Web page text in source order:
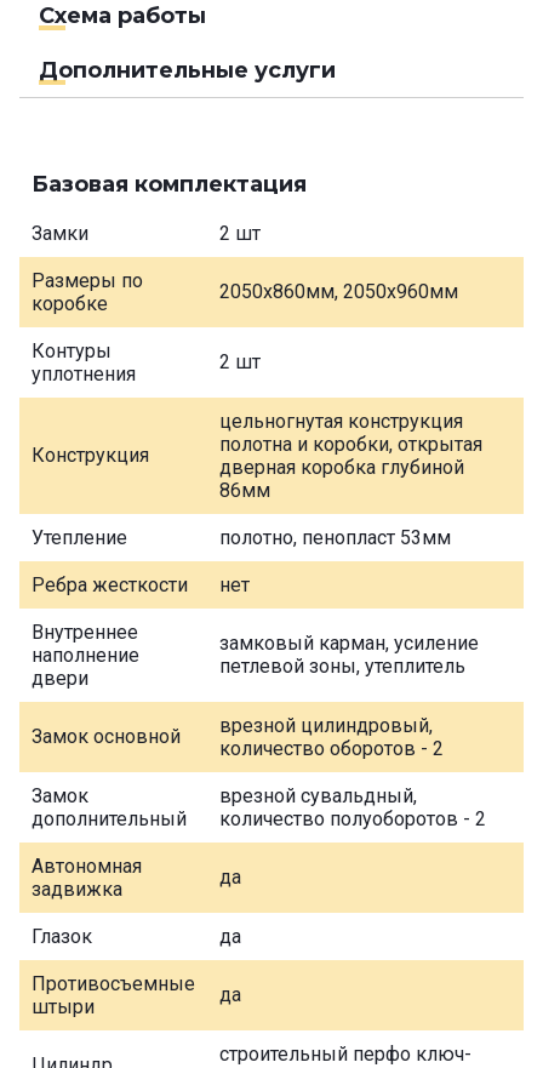
Схема работы
Дополнительные услуги
Базовая комплектация
Замки 2 шт
Размеры по
коробке
2050х860мм, 2050х960мм
Контуры
уплотнения
2 шт
Конструкция
цельногнутая конструкция
полотна и коробки, открытая
дверная коробка глубиной
86мм
Утепление полотно, пенопласт 53мм
Ребра жесткости нет
Внутреннее
наполнение
двери
замковый карман, усиление
петлевой зоны, утеплитель
Замок основной
врезной цилиндровый,
количество оборотов - 2
Замок
дополнительный
врезной сувальдный,
количество полуоборотов - 2
Автономная
задвижка
да
Глазок да
Противосъемные
штыри
да
строительный перфо ключ-